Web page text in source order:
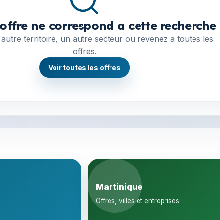
ne correspond a cette recherche
territoire, un autre secteur ou revenez a toutes les
offres.
Voir toutes les offres
Martinique
Offres, villes et entreprises